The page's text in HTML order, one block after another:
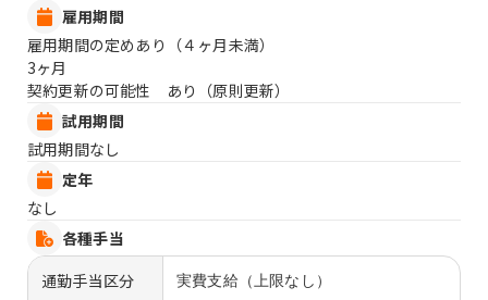
雇用期間
雇用期間の定めあり（４ヶ月未満）
3ヶ月
契約更新の可能性 あり（原則更新）
試用期間
試用期間なし
定年
なし
各種手当
通勤手当区分
実費支給（上限なし）